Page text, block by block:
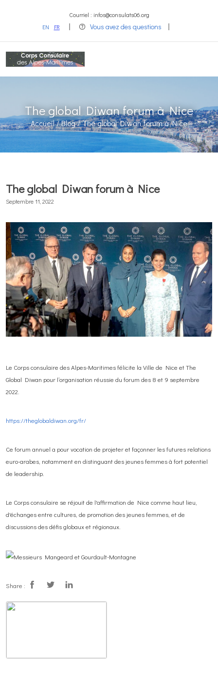
Courriel : infos@consulats06.org
EN
FR Vous avez des questions
The global Diwan forum à Nice
Accueil /Blog /The global Diwan forum à Nice
The global Diwan forum à Nice
Septembre 11, 2022
Le Corps consulaire des Alpes-Maritimes félicite la Ville de Nice et The
Global Diwan pour l’organisation réussie du forum des 8 et 9 septembre
2022.
https://theglobaldiwan.org/fr/
Ce forum annuel a pour vocation de projeter et façonner les futures relations
euro-arabes, notamment en distinguant des jeunes femmes à fort potentiel
de leadership.
Le Corps consulaire se réjouit de l'affirmation de Nice comme haut lieu,
d'échanges entre cultures, de promotion des jeunes femmes, et de
discussions des défis globaux et régionaux.
Share :